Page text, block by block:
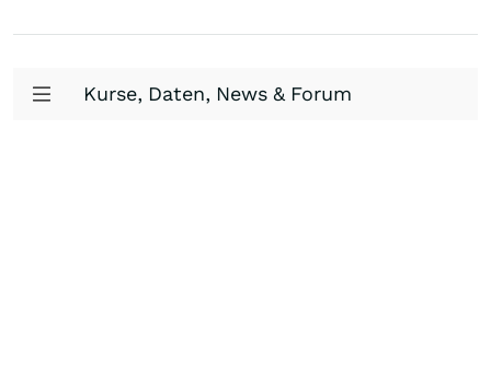
Kurse, Daten, News & Forum